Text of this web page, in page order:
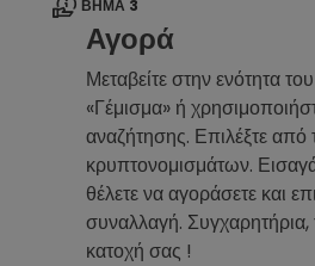
ΒΉΜΑ 3
Αγορά
Μεταβείτε στην ενότητα
«Γέμισμα» ή
αναζήτησης. Επιλέξτε από
κρυπτονομισμάτων.
θέλετε να αγοράσετε και
συναλλαγή. Συγχαρητήρια,
κατοχή σας !